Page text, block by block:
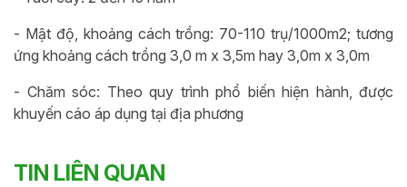
- Mật độ, khoảng cách trồng: 70-110 trụ/1000m2; tương
ứng khoảng cách trồng 3,0 m x 3,5m hay 3,0m x 3,0m
- Chăm sóc: Theo quy trình phổ biến hiện hành, được
khuyến cáo áp dụng tại địa phương
TIN LIÊN QUAN